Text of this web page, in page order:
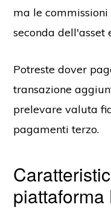
ma le
seconda dell'asset
Potreste dover
transazione
prelevare valuta
pagamenti terzo.
piattaforma